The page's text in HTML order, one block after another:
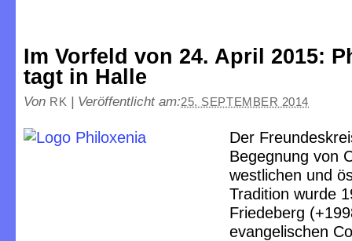
Im Vorfeld von 24. April 2015:
tagt in Halle
Von RK | Veröffentlicht am:25. SEPTEMBER 2014
Der
Begegnung von
westlichen und
Tradition wurde
Friedeberg
evangelischen